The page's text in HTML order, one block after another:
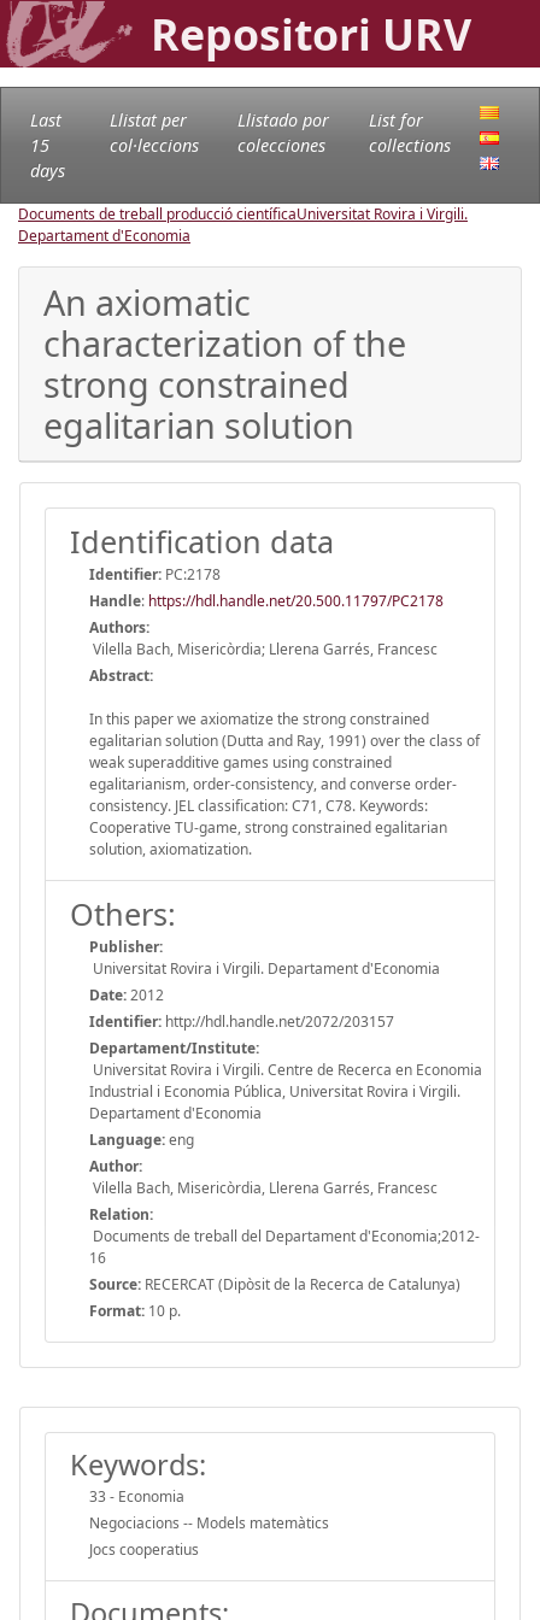
Repositori URV
Last
15
days
Llistat per
col·leccions
Llistado por
colecciones
List for
collections
Documents de treball producció científicaUniversitat Rovira i Virgili.
Departament d'Economia
An axiomatic
characterization of the
strong constrained
egalitarian solution
Identification data
Identifier: PC:2178
Handle: https://hdl.handle.net/20.500.11797/PC2178
Authors:
Vilella Bach, Misericòrdia; Llerena Garrés, Francesc
Abstract:
In this paper we axiomatize the strong constrained
egalitarian solution (Dutta and Ray, 1991) over the class of
weak superadditive games using constrained
egalitarianism, order-consistency, and converse order-
consistency. JEL classification: C71, C78. Keywords:
Cooperative TU-game, strong constrained egalitarian
solution, axiomatization.
Others:
Publisher:
Universitat Rovira i Virgili. Departament d'Economia
Date:2012
Identifier: http://hdl.handle.net/2072/203157
Departament/Institute:
Universitat Rovira i Virgili. Centre de Recerca en Economia
Industrial i Economia Pública, Universitat Rovira i Virgili.
Departament d'Economia
Language:eng
Author:
Vilella Bach, Misericòrdia, Llerena Garrés, Francesc
Relation:
Documents de treball del Departament d'Economia;2012-
16
Source: RECERCAT (Dipòsit de la Recerca de Catalunya)
Format: 10 p.
Keywords:
33 - Economia
Negociacions -- Models matemàtics
Jocs cooperatius